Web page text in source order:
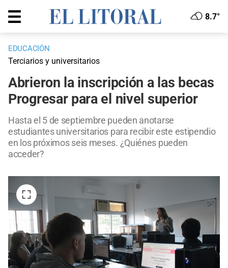
8.7°
EDUCACIÓN
Terciarios y universitarios
Abrieron la inscripción a las becas
Progresar para el nivel superior
Hasta el 5 de septiembre pueden anotarse
estudiantes universitarios para recibir este estipendio
en los próximos seis meses. ¿Quiénes pueden
acceder?